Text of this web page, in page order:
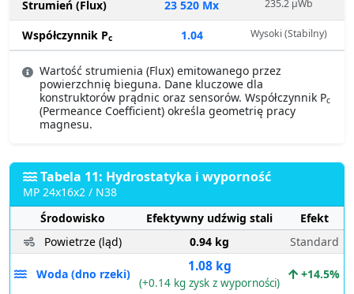
Strumień (Flux) 23 520 Mx 235.2 µWb
Współczynnik Pc 1.04 Wysoki (Stabilny)
Wartość strumienia (Flux) emitowanego przez
powierzchnię bieguna. Dane kluczowe dla
konstruktorów prądnic oraz sensorów. Współczynnik Pc
(Permeance Coefficient) określa geometrię pracy
magnesu.
Tabela 11: Hydrostatyka i wyporność
MP 24x16x2 / N38
Środowisko
Efektywny udźwig stali
Efekt
Powietrze (ląd)
0.94 kg Standard
Woda (dno rzeki) 1.08 kg
(+0.14 kg zysk z wyporności)
+14.5%